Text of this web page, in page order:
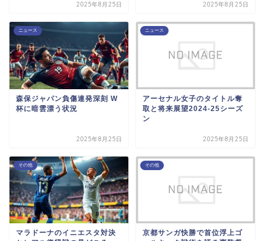
2025年8月25日 2025年8月25日
ニュース
森保ジャパン負傷連発深刻 W
杯に暗雲漂う状況
2025年8月25日
ニュース
アーセナル女子のタイトル奪
取と将来展望2024-25シーズ
ン
2025年8月25日
その他
マラドーナのイニエスタ対決
その他
京都サンガ快勝で首位浮上ゴ